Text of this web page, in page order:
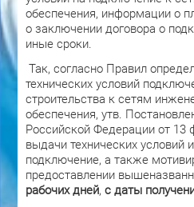
обеспечения, информации о
о заключении договора о
иные сроки.
Так, согласно Правил
технических условий
строительства к сетям
обеспечения, утв.
Российской Федерации от 13
выдачи технических условий
подключение, а также
предоставлении
рабочих дней, с даты